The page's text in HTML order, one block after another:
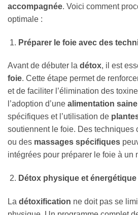
accompagnée. Voici comment
optimale :
Préparer le foie avec des
Avant de débuter la détox, il est
foie. Cette étape permet de
et de faciliter l’élimination des
l’adoption d’une alimentation saine
spécifiques et l’utilisation de
soutiennent le foie. Des techniques
ou des massages spécifiques
intégrées pour préparer le foie à un
Détox physique et
La détoxification ne doit pas se